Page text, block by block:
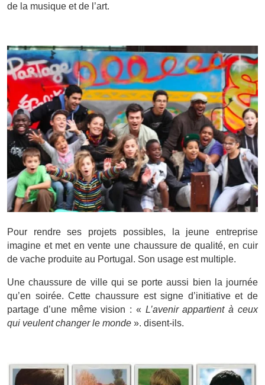
de la musique et de l’art.
Pour rendre ses projets possibles, la jeune entreprise
imagine et met en vente une chaussure de qualité, en cuir
de vache produite au Portugal. Son usage est multiple.
Une chaussure de ville qui se porte aussi bien la journée
qu’en soirée. Cette chaussure est signe d’initiative et de
partage d’une même vision : « L’avenir appartient à ceux
qui veulent changer le monde ». disent-ils.